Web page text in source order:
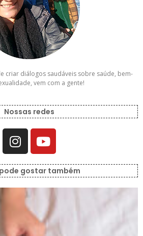
criar diálogos saudáveis sobre saúde, bem-
vem com a gente!
Nossas redes
gostar também